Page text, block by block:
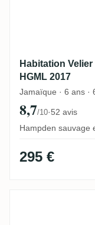
Habitation
HGML 2017
Jamaïque · 6 ans ·
8,7/10·52 avis
Hampden sauvage
295 €
Swell de